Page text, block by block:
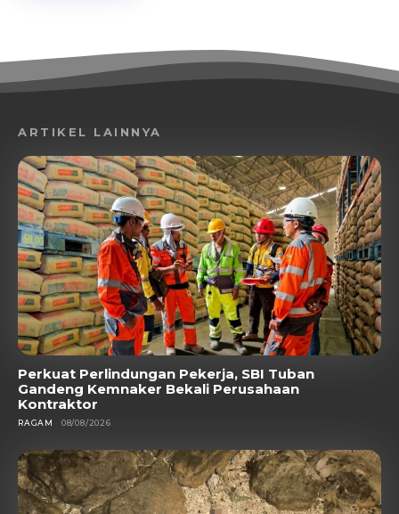
ARTIKEL LAINNYA
Perkuat Perlindungan Pekerja, SBI Tuban
Gandeng Kemnaker Bekali Perusahaan
Kontraktor
RAGAM 08/08/2026